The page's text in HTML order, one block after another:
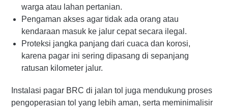
warga atau lahan pertanian.
Pengaman akses agar tidak ada orang atau
kendaraan masuk ke jalur cepat secara ilegal.
Proteksi jangka panjang dari cuaca dan korosi,
karena pagar ini sering dipasang di sepanjang
ratusan kilometer jalur.
Instalasi pagar BRC di jalan tol juga mendukung proses
pengoperasian tol yang lebih aman, serta meminimalisir